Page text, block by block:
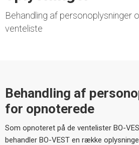
Behandling af personoplysninger
venteliste
Behandling af
for opnoterede
Som opnoteret på de ventelister BO-
behandler BO-VEST en række